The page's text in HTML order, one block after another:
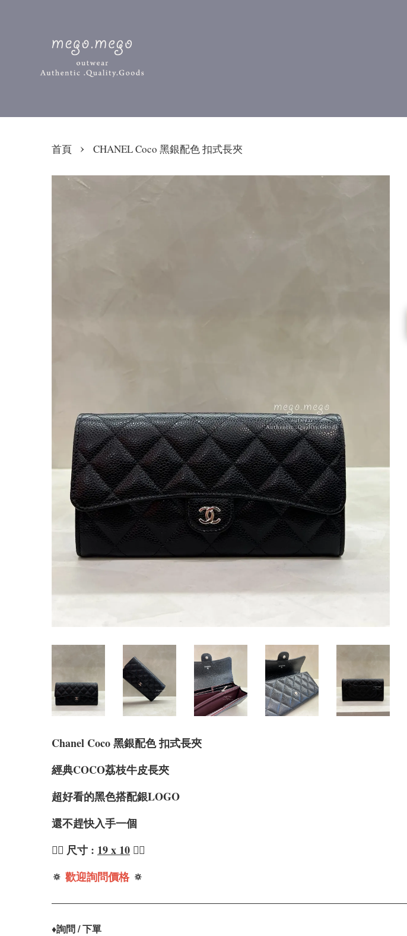
首頁 › CHANEL Coco 黑銀配色 扣式長夾
Chanel Coco 黑銀配色 扣式長夾
經典COCO荔枝牛皮長夾
超好看的黑色搭配銀LOGO
還不趕快入手一個
❤️‍🔥 尺寸 : 19 x 10 ❤️‍🔥
🔅 歡迎詢問價格 🔅
♦️詢問 / 下單